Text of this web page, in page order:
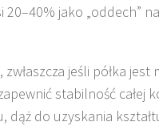
jako „oddech”
jeśli półka jest
stabilność całej
dąż do uzyskania